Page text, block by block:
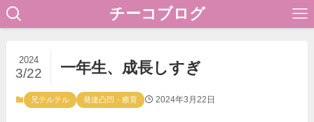
チーコブログ
一年生、成長しすぎ
2024
3/22
兄テルテル 発達凸凹・療育 2024年3月22日